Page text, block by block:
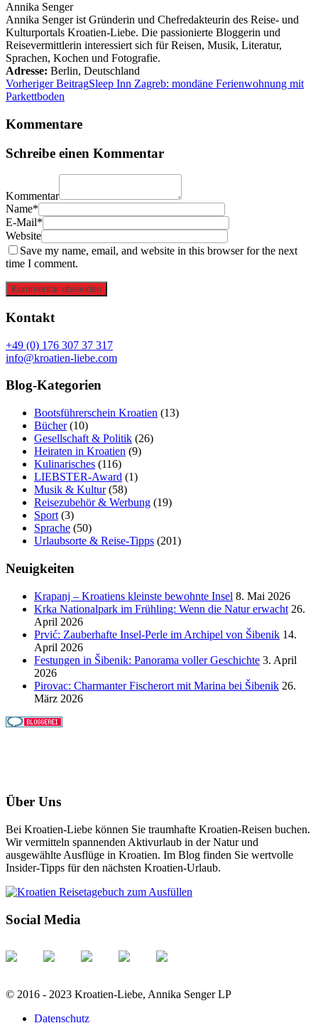
Annika Senger
Annika Senger ist Gründerin und Chefredakteurin des Reise- und
Kulturportals Kroatien-Liebe. Die passionierte Bloggerin und
Reisevermittlerin interessiert sich für Reisen, Musik, Literatur,
Sprachen, Kochen und Fotografie.
Adresse: Berlin, Deutschland
Vorheriger BeitragSleep Inn Zagreb: mondäne Ferienwohnung mit
Parkettboden
Kommentare
Schreibe einen Kommentar
Kommentar
Name*
E-Mail*
Website
Save my name, email, and website in this browser for the next
time I comment.
Kommentar absenden
Kontakt
+49 (0) 176 307 37 317
info@kroatien-liebe.com
Blog-Kategorien
Bootsführerschein Kroatien (13)
Bücher(10)
Gesellschaft & Politik (26)
Heiraten in Kroatien (9)
Kulinarisches (116)
LIEBSTER-Award (1)
Musik & Kultur(58)
Reisezubehör & Werbung (19)
Sport (3)
Sprache (50)
Urlaubsorte & Reise-Tipps (201)
Neuigkeiten
Krapanj – Kroatiens kleinste bewohnte Insel 8. Mai 2026
Krka Nationalpark im Frühling: Wenn die Natur erwacht 26.
April 2026
Prvić: Zauberhafte Insel-Perle im Archipel von Šibenik 14.
April 2026
Festungen in Šibenik: Panorama voller Geschichte 3. April
2026
Pirovac: Charmanter Fischerort mit Marina bei Šibenik 26.
März 2026
Über Uns
Bei Kroatien-Liebe können Sie traumhafte Kroatien-Reisen buchen.
Wir vermitteln spannenden Aktivurlaub in der Natur und
ausgewählte Ausflüge in Kroatien. Im Blog finden Sie wertvolle
Insider-Tipps für den nächsten Kroatien-Urlaub.
Social Media
© 2016 - 2023 Kroatien-Liebe, Annika Senger LP
Datenschutz